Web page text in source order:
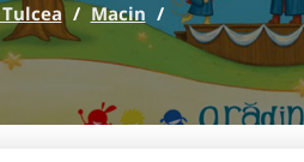
/ Macin /